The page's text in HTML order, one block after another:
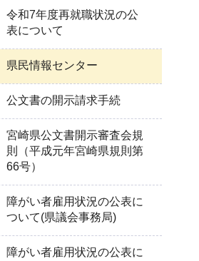
令和7年度再就職状況の公
表について
県民情報センター
公文書の開示請求手続
宮崎県公文書開示審査会規
則（平成元年宮崎県規則第
66号）
障がい者雇用状況の公表に
ついて(県議会事務局)
障がい者雇用状況の公表に